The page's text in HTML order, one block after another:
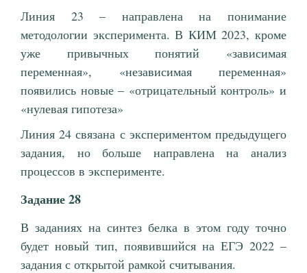
Линия 23 – направлена на понимание
методологии эксперимента. В КИМ 2023, кроме
уже привычных понятий «зависимая
переменная», «независимая переменная»
появились новые – «отрицательный контроль» и
«нулевая гипотеза»
Линия 24 связана с экспериментом предыдущего
задания, но больше направлена на анализ
процессов в эксперименте.
Задание 28
В заданиях на синтез белка в этом году точно
будет новый тип, появившийся на ЕГЭ 2022 –
задания с открытой рамкой считывания.